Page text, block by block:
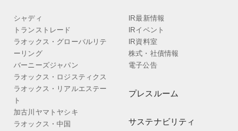
シャディ
トランストレード
ラオックス・グローバルリテ
ーリング
バーニーズジャパン
ラオックス・ロジスティクス
ラオックス・リアルエステー
ト
加古川ヤマトヤシキ
ラオックス・中国
IR最新情報
IRイベント
IR資料室
株式・社債情報
電子公告
プレスルーム
サステナビリティ